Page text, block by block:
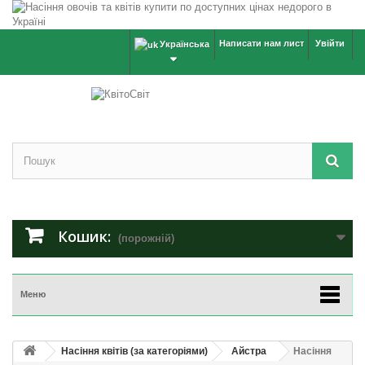
Увійти
Написати нам лист
Українська
Кошик: (порожній)
Меню
Насіння квітів (за категоріями) Айстра Насіння